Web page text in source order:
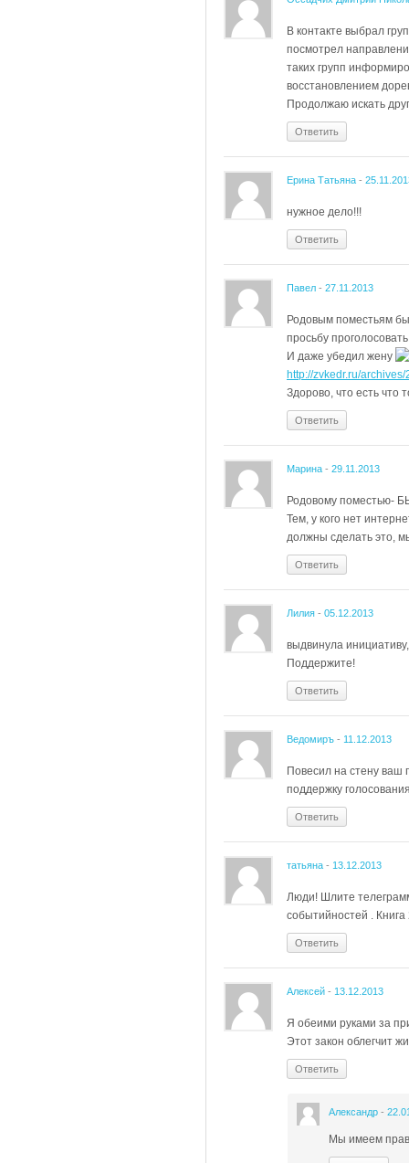
В контакте выбрал
посмотрел
таких групп
восстановлением
Продолжаю искать
Ответить
Ерина Татьяна -
нужное дело!!!
Ответить
Павел - 27.11.2013
Родовым поместьям
просьбу
И даже убедил жену
http://zvkedr.ru/archives/
Здорово, что есть что
Ответить
Марина - 29.11.2013
Родовому поместью-
Тем, у кого нет
должны сделать это,
Ответить
Лилия - 05.12.2013
выдвинула
Поддержите!
Ответить
Ведомиръ - 11.12.2013
Повесил на стену ваш
поддержку
Ответить
татьяна - 13.12.2013
Люди! Шлите
событийностей . Книга
Ответить
Алексей - 13.12.2013
Я обеими руками за
Этот закон облегчит
Ответить
Александр -
Мы имеем